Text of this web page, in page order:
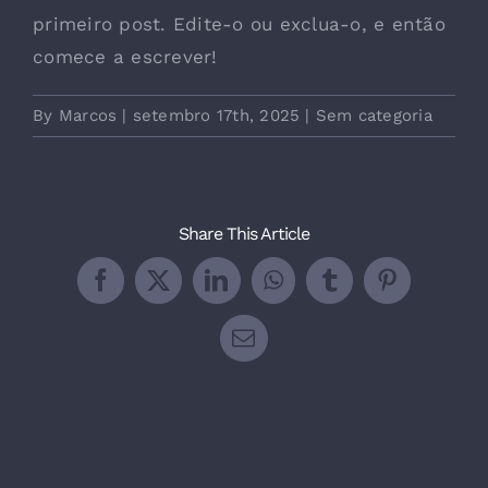
primeiro post. Edite-o ou exclua-o, e então
comece a escrever!
By Marcos | setembro 17th, 2025 | Sem categoria
Share This Article
Facebook
X LinkedInWhatsApp
TumblrPinterest
Email